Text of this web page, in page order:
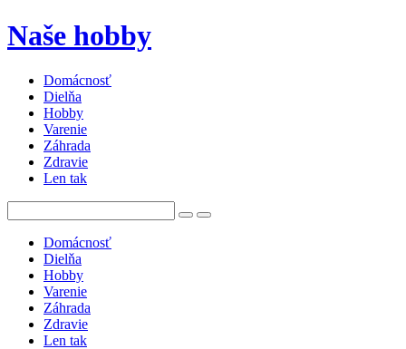
Naše hobby
Domácnosť
Dielňa
Hobby
Varenie
Záhrada
Zdravie
Len tak
Domácnosť
Dielňa
Hobby
Varenie
Záhrada
Zdravie
Len tak